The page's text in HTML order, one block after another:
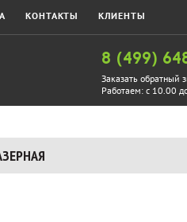
КОНТАКТЫ КЛИЕНТЫ
8 (499)
Заказать обратный
Работаем: с 10.00